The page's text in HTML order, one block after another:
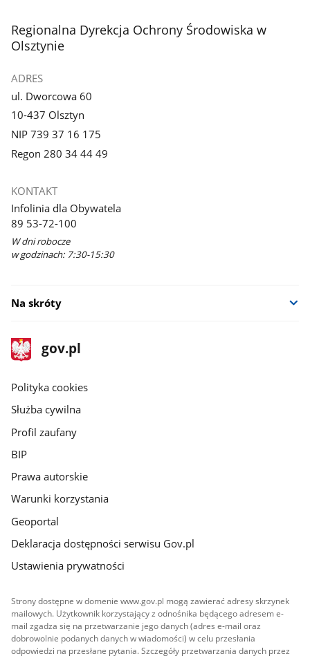
stopka
Regionalna Dyrekcja Ochrony Środowiska w
Olsztynie
ADRES
ul. Dworcowa 60
10-437 Olsztyn
NIP 739 37 16 175
Regon 280 34 44 49
KONTAKT
Infolinia dla Obywatela
89 53-72-100
W dni robocze
w godzinach: 7:30-15:30
Na skróty
stopka
gov.pl
Strona
gov.pl
gov.pl
Polityka cookies
Służba cywilna
Profil zaufany
BIP
Prawa autorskie
Warunki korzystania
Geoportal
Deklaracja dostępności serwisu Gov.pl
Ustawienia prywatności
Strony dostępne w domenie www.gov.pl mogą zawierać adresy skrzynek
mailowych. Użytkownik korzystający z odnośnika będącego adresem e-
mail zgadza się na przetwarzanie jego danych (adres e-mail oraz
dobrowolnie podanych danych w wiadomości) w celu przesłania
odpowiedzi na przesłane pytania. Szczegóły przetwarzania danych przez